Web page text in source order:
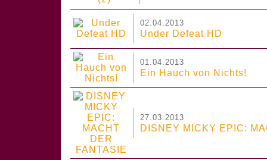
02.04.2013
Under Defeat HD
01.04.2013
Ein Hauch von Nichts!
27.03.2013
DISNEY MICKY EPIC: